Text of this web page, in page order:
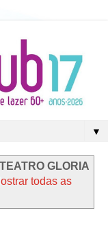
▼
TEATRO GLORIA
todas as